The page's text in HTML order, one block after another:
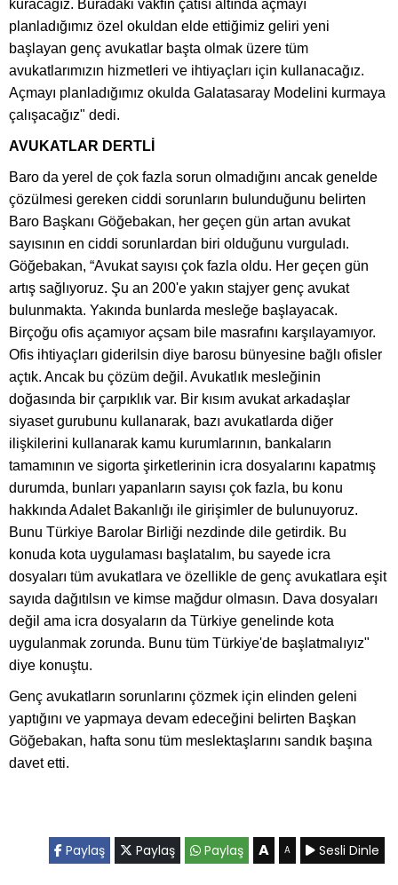
kuracağız. Buradaki vakfın çatısı altında açmayı
planladığımız özel okuldan elde ettiğimiz geliri yeni
başlayan genç avukatlar başta olmak üzere tüm
avukatlarımızın hizmetleri ve ihtiyaçları için kullanacağız.
Açmayı planladığımız okulda Galatasaray Modelini kurmaya
çalışacağız" dedi.
AVUKATLAR DERTLİ
Baro da yerel de çok fazla sorun olmadığını ancak genelde
çözülmesi gereken ciddi sorunların bulunduğunu belirten
Baro Başkanı Göğebakan, her geçen gün artan avukat
sayısının en ciddi sorunlardan biri olduğunu vurguladı.
Göğebakan, “Avukat sayısı çok fazla oldu. Her geçen gün
artış sağlıyoruz. Şu an 200'e yakın stajyer genç avukat
bulunmakta. Yakında bunlarda mesleğe başlayacak.
Birçoğu ofis açamıyor açsam bile masrafını karşılayamıyor.
Ofis ihtiyaçları giderilsin diye barosu bünyesine bağlı ofisler
açtık. Ancak bu çözüm değil. Avukatlık mesleğinin
doğasında bir çarpıklık var. Bir kısım avukat arkadaşlar
siyaset gurubunu kullanarak, bazı avukatlarda diğer
ilişkilerini kullanarak kamu kurumlarının, bankaların
tamamının ve sigorta şirketlerinin icra dosyalarını kapatmış
durumda, bunları yapanların sayısı çok fazla, bu konu
hakkında Adalet Bakanlığı ile girişimler de bulunuyoruz.
Bunu Türkiye Barolar Birliği nezdinde dile getirdik. Bu
konuda kota uygulaması başlatalım, bu sayede icra
dosyaları tüm avukatlara ve özellikle de genç avukatlara eşit
sayıda dağıtılsın ve kimse mağdur olmasın. Dava dosyaları
değil ama icra dosyaların da Türkiye genelinde kota
uygulanmak zorunda. Bunu tüm Türkiye'de başlatmalıyız"
diye konuştu.
Genç avukatların sorunlarını çözmek için elinden geleni
yaptığını ve yapmaya devam edeceğini belirten Başkan
Göğebakan, hafta sonu tüm meslektaşlarını sandık başına
davet etti.
Paylaş Paylaş Paylaş A A Sesli Dinle